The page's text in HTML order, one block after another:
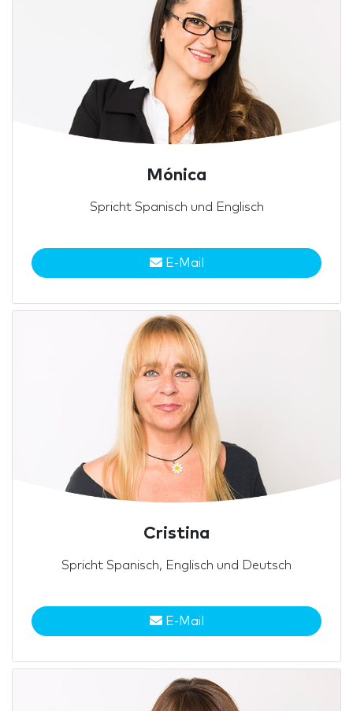
Mónica
Spricht Spanisch und Englisch
E-Mail
Cristina
Spricht Spanisch, Englisch und Deutsch
E-Mail